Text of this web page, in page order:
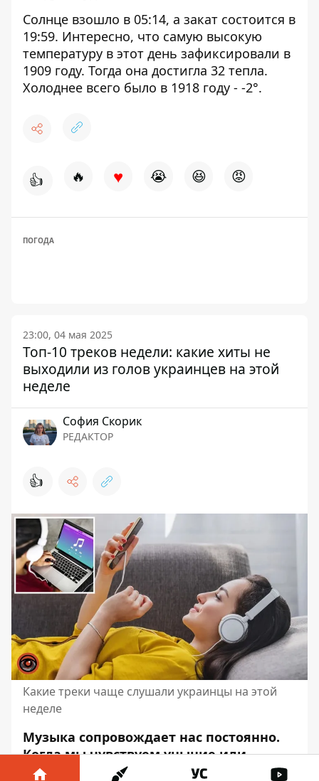
Солнце взошло в 05:14, а закат состоится в
19:59. Интересно, что самую высокую
температуру в этот день зафиксировали в
1909 году. Тогда она достигла 32 тепла.
Холоднее всего было в 1918 году - -2°.
👍 🔥 ♥ 😭 😆 😡
ПОГОДА
23:00, 04 мая 2025
Топ-10 треков недели: какие хиты не
выходили из голов украинцев на этой
неделе
София Скорик
РЕДАКТОР
👍
Какие треки чаще слушали украинцы на этой
неделе
Музыка сопровождает нас постоянно.
Когда мы чувствуем уныние или,
наоборот, нам весело, мы включаем